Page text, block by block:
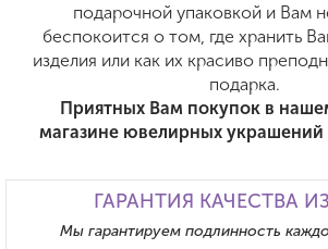
подарочной упаковкой и Вам
беспокоится о том, где хранить
изделия или как их красиво
подарка.
Приятных Вам покупок в
магазине ювелирных
ГАРАНТИЯ КАЧЕСТВА
Мы гарантируем подлинность